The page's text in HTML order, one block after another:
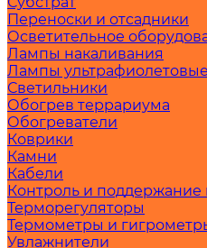
Переноски и отсадники
Осветительное
Лампы накаливания
Лампы ультрафиолетовые
Светильники
Обогрев террариума
Обогреватели
Коврики
Камни
Кабели
Контроль и поддержание
Терморегуляторы
Термометры и
Увлажнители